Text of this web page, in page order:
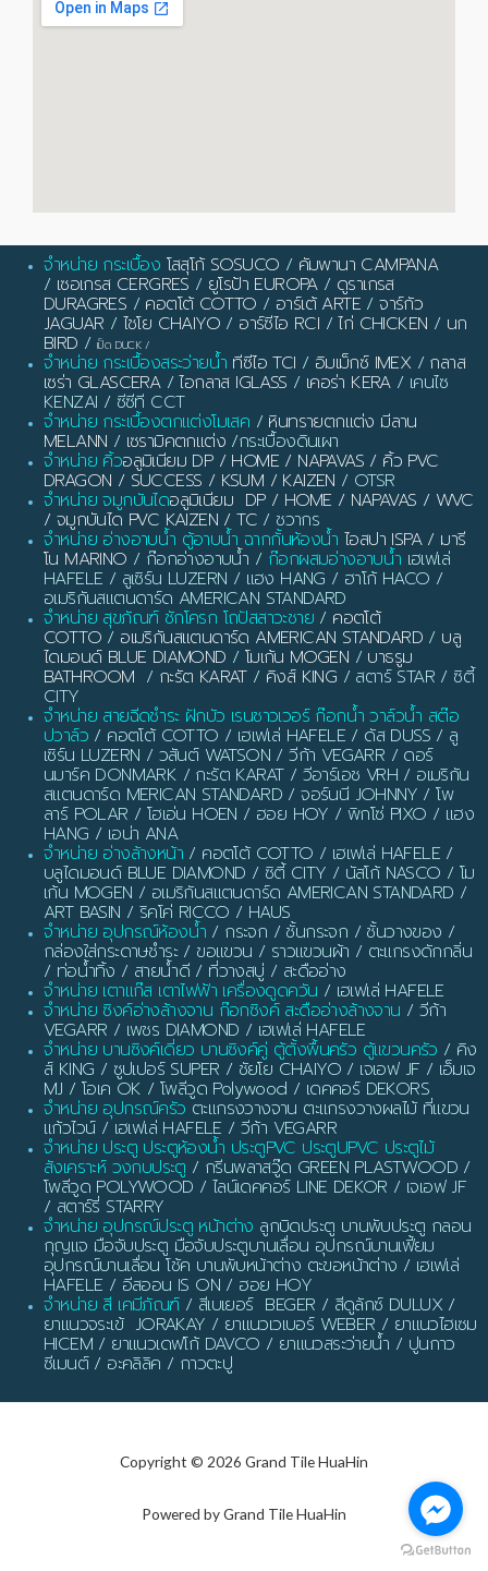
จำหน่าย กระเบื้อง โสสุโก้ SOSUCO / คัมพานา CAMPANA
/ เซอเกรส CERGRES / ยูโรป้า EUROPA/ ดูราเกรส
DURAGRES / คอตโต้ COTTO / อาร์เต้ ARTE /จาร์กัว
JAGUAR / ไชโย CHAIYO / อาร์ซีไอ RCI /ไก่ CHICKEN / นก
BIRD / เป็ด DUCK /
จำหน่าย กระเบื้องสระว่ายน้ำ ทีซีไอ TCI / อิมเม็กซ์ IMEX/ กลาส
เซร่า GLASCERA/ไอกลาส IGLASS / เคอร่า KERA/ เคนไซ
KENZAI / ซีซีที CCT
จำหน่าย กระเบื้องตกแต่งโมเสค / หินทรายตกแต่ง มีลาน
MELANN / เซรามิคตกแต่ง /กระเบื้องดินเผา
จำหน่าย คิ้วอลูมิเนียม DP / HOME / NAPAVAS / คิ้ว PVC
DRAGON / SUCCESS / KSUM / KAIZEN / OTSR
จำหน่าย จมูกบันไดอลูมิเนียม DP / HOME / NAPAVAS / WVC
/ จมูกบันได PVC KAIZEN / TC / ชวากร
จำหน่าย อ่างอาบน้ำ ตู้อาบน้ำ ฉากกั้นห้องน้ำ ไอสปา ISPA / มารี
โน MARINO / ก๊อกอ่างอาบน้ำ / ก๊อกผสมอ่างอาบน้ำ เฮเฟเล่
HAFELE / ลูเซิร์น LUZERN / แฮง HANG / ฮาโก้ HACO /
อเมริกันสแตนดาร์ด AMERICAN STANDARD
จำหน่าย สุขภัณฑ์ ชักโครก โถปัสสาวะชาย / คอตโต้
COTTO / อเมริกันสแตนดาร์ด AMERICAN STANDARD / บลู
ไดมอนด์ BLUE DIAMOND / โมเก้น MOGEN / บาธรูม
BATHROOM / กะรัต KARAT/ คิงส์ KING / สตาร์ STAR / ซิตี้
CITY
จำหน่าย สายฉีดชำระ ฝักบัว เรนชาวเวอร์ ก๊อกน้ำ วาล์วน้ำ สต๊อ
ปวาล์ว / คอตโต้ COTTO / เฮเฟเล่ HAFELE / ดัส DUSS / ลู
เซิร์น LUZERN / วสันต์ WATSON / วีก้า VEGARR / ดอร์
นมาร์ค DONMARK / กะรัต KARAT / วีอาร์เอช VRH / อเมริกัน
สแตนดาร์ด MERICAN STANDARD / จอร์นนี JOHNNY / โพ
ลาร์ POLAR / โฮเอ่น HOEN / ฮอย HOY / พิกโซ่ PIXO / แฮง
HANG / เอน่า ANA
จำหน่าย อ่างล้างหน้า / คอตโต้ COTTO / เฮเฟเล่ HAFELE /
บลูไดมอนด์ BLUE DIAMOND / ซิตี้ CITY / นัสโก้ NASCO / โม
เก้น MOGEN / อเมริกันสแตนดาร์ด AMERICAN STANDARD /
ART BASIN / ริคโค่ RICCO / HAUS
จำหน่าย อุปกรณ์ห้องน้ำ / กระจก / ชั้นกระจก / ชั้นวางของ /
กล่องใส่กระดาษชำระ / ขอแขวน / ราวแขวนผ้า / ตะแกรงดักกลิ่น
/ ท่อน้ำทิ้ง / สายน้ำดี / ที่วางสบู่ / สะดืออ่าง
จำหน่าย เตาแก๊ส เตาไฟฟ้า เครื่องดูดควัน / เฮเฟเล่ HAFELE
จำหน่าย ซิงค์อ่างล้างจาน ก๊อกซิงค์ สะดืออ่างล้างจาน / วีก้า
VEGARR / เพชร DIAMOND / เฮเฟเล่ HAFELE
จำหน่าย บานซิงค์เดี่ยว บานซิงค์คู่ ตู้ตั้งพื้นครัว ตู้แขวนครัว / คิง
ส์ KING / ซูปเปอร์ SUPER / ชัยโย CHAIYO / เจเอฟ JF / เอ็มเจ
MJ / โอเค OK / โพลีวูด Polywood / เดคคอร์ DEKORS
จำหน่าย อุปกรณ์ครัว ตะแกรงวางจาน ตะแกรงวางผลไม้ ที่แขวน
แก้วไวน์ / เฮเฟเล่ HAFELE / วีก้า VEGARR
จำหน่าย ประตู ประตูห้องน้ำ ประตูPVC ประตูUPVC ประตูไม้
สังเคราะห์ วงกบประตู / กรีนพลาสวู๊ด GREEN PLASTWOOD /
โพลีวูด POLYWOOD / ไลน์เดคคอร์ LINE DEKOR / เจเอฟ JF
/ สตาร์รี่ STARRY
จำหน่าย อุปกรณ์ประตู หน้าต่าง ลูกบิดประตู บานพับประตู กลอน
กุญแจ มือจับประตู มือจับประตูบานเลื่อน อุปกรณ์บานเฟี้ยม
อุปกรณ์บานเลื่อน โช้ค บานพับหน้าต่าง ตะขอหน้าต่าง / เฮเฟเล่
HAFELE / อีสออน IS ON / ฮอย HOY
จำหน่าย สี เคมีภัณฑ์/ สีเบเยอร์ BEGER / สีดูลักซ์ DULUX /
ยาแนวจระเข้ JORAKAY / ยาแนวเวเบอร์ WEBER / ยาแนวไฮเซม
HICEM / ยาแนวเดฟโก้ DAVCO / ยาแนวสระว่ายน้ำ / ปูนกาว
ซีเมนต์ / อะคลิลิค / กาวตะปู
Copyright © 2026 Grand Tile HuaHin
Powered by Grand Tile HuaHin